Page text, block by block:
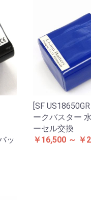
ッ
[SF
ークバスター
ーセル交換
￥16,500 ～ ￥